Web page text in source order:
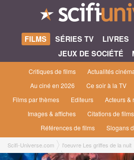
FILMS SÉRIES TV LIVRES
JEUX DE SOCIÉTÉ
Critiques de films Actualités
Au ciné en 2026
Ce soir à la TV
Films par thèmes
Editeurs Acteurs &
Images & affiches
Citations de films
Références de films
Slogans
Scifi-Universe.com l'oeuvre Les griffes de la nuit
Les Griffes de la Nuit
Les griffes de la nuit #1